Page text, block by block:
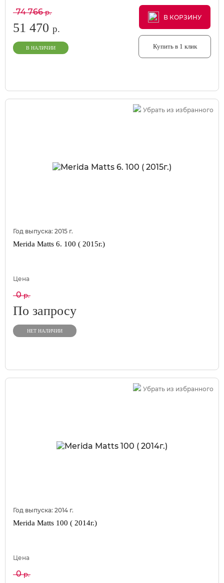
74 766р.
51 470 р.
В НАЛИЧИИ
В КОРЗИНУ
В КОРЗИНУ
В КОРЗИНУ
Купить в 1 клик
Убрать из избранного
Год выпуска: 2015 г.
Merida Matts 6. 100 ( 2015г.)
Цена
0р.
По запросу
НЕТ НАЛИЧИИ
Убрать из избранного
Год выпуска: 2014 г.
Merida Matts 100 ( 2014г.)
Цена
0р.